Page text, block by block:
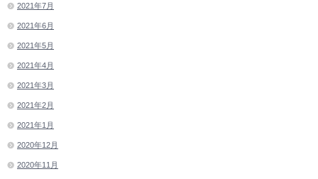
2021年7月
2021年6月
2021年5月
2021年4月
2021年3月
2021年2月
2021年1月
2020年12月
2020年11月